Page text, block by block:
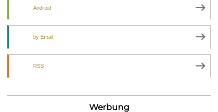
Android
by Email
RSS
Werbung